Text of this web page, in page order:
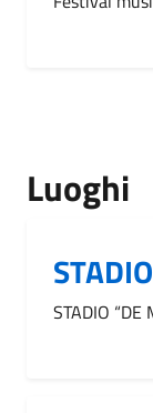
Luoghi
STADIO “DE